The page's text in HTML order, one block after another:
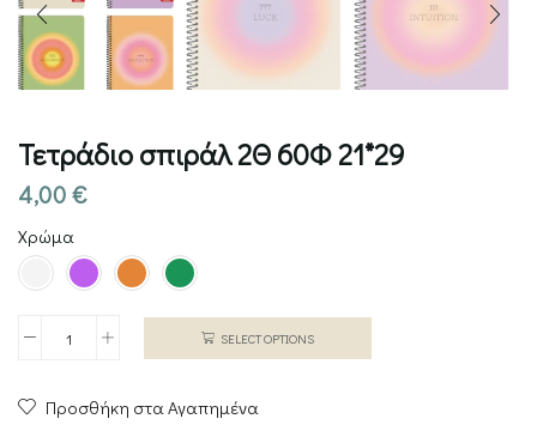
Τετράδιο σπιράλ 2Θ 60Φ 21*29
4,00€
Χρώμα
Τετράδιο
2Θ
SELECT OPTIONS
Προσθήκη στα Αγαπημένα